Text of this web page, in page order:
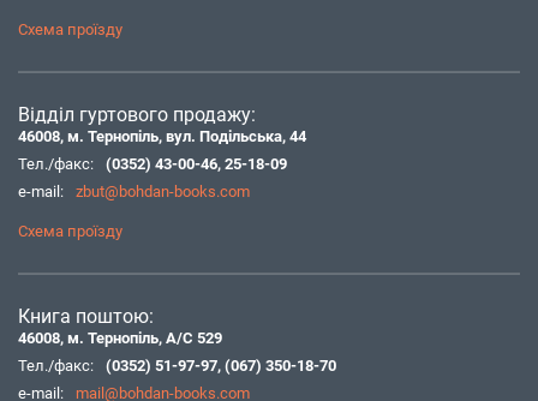
Схема проїзду
Відділ гуртового продажу:
46008, м. Тернопіль, вул. Подільська, 44
Тел./факс:
(0352) 43-00-46, 25-18-09
e-mail:
zbut@bohdan-books.com
Схема проїзду
Книга поштою:
46008, м. Тернопіль, А/С 529
Тел./факс:
(0352) 51-97-97, (067) 350-18-70
e-mail:
mail@bohdan-books.com